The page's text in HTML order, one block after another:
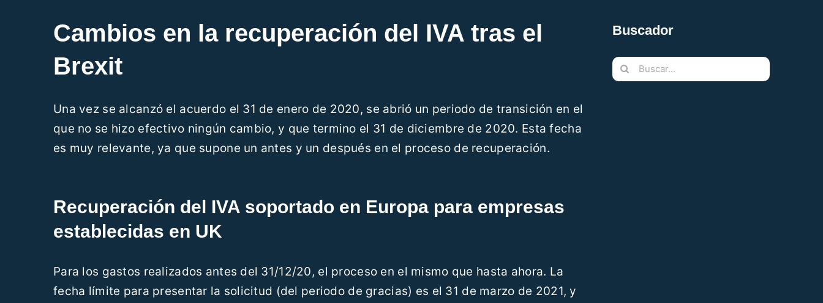
Cambios en la recuperación del IVA tras el
Brexit
Una vez se alcanzó el acuerdo el 31 de enero de 2020, se abrió un periodo de transición en el
que no se hizo efectivo ningún cambio, y que termino el 31 de diciembre de 2020. Esta fecha
es muy relevante, ya que supone un antes y un después en el proceso de recuperación.
Recuperación del IVA soportado en Europa para empresas
establecidas en UK
Para los gastos realizados antes del 31/12/20, el proceso en el mismo que hasta ahora. La
fecha límite para presentar la solicitud (del periodo de gracias) es el 31 de marzo de 2021, y
Buscador
Buscar: